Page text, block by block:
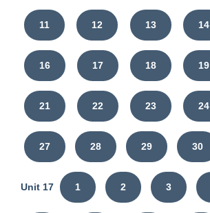
11 12 13 14
16 17 18 19
21 22 23 24
27 28 29 30
Unit 17 1 2 3